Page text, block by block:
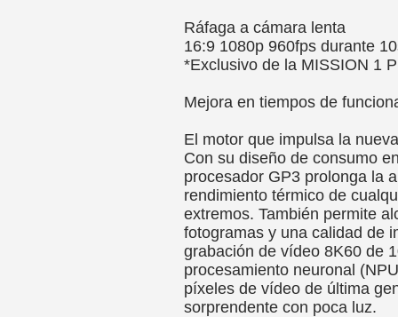
Ráfaga a cámara lenta
16:9 1080p 960fps durante
*Exclusivo de la MISSION 1
Mejora en tiempos de
El motor que impulsa la
Con su diseño de consumo
procesador GP3 prolonga la
rendimiento térmico de
extremos. También permite
fotogramas y una calidad de
grabación de vídeo 8K60 de
procesamiento neuronal
píxeles de vídeo de última
sorprendente con poca luz.